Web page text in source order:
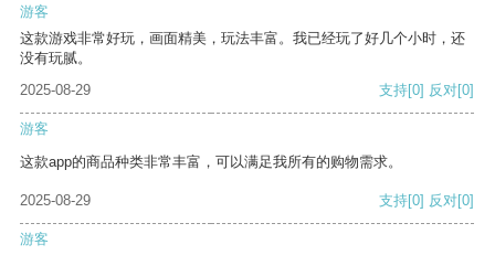
游客
这款游戏非常好玩，画面精美，玩法丰富。我已经玩了好几个小时，还
没有玩腻。
2025-08-29
支持[0] 反对[0]
游客
这款app的商品种类非常丰富，可以满足我所有的购物需求。
2025-08-29 支持[0] 反对[0]
游客